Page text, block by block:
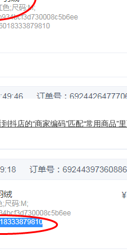
抖店的“商家编码”匹配“常用商品”